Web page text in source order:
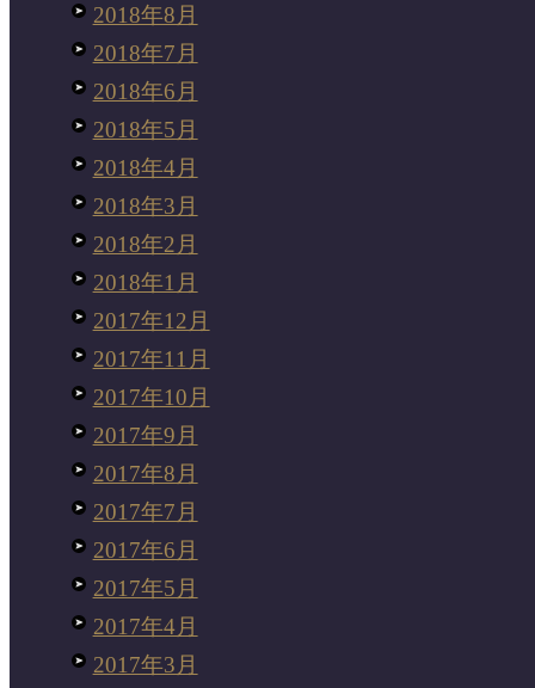
2018年8月
2018年7月
2018年6月
2018年5月
2018年4月
2018年3月
2018年2月
2018年1月
2017年12月
2017年11月
2017年10月
2017年9月
2017年8月
2017年7月
2017年6月
2017年5月
2017年4月
2017年3月